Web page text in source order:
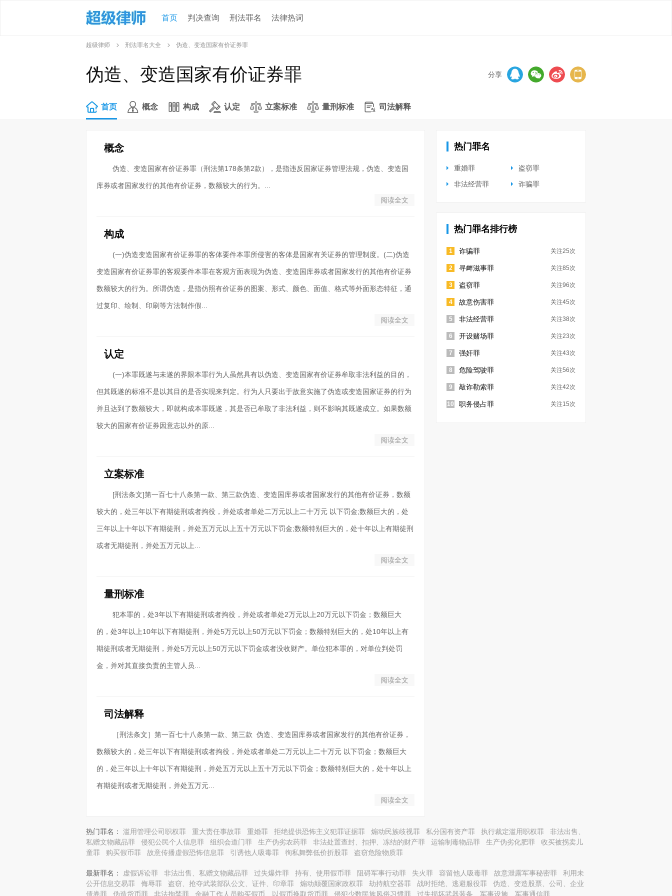
首页 判决查询 刑法罪名 法律热词
超级律师 刑法罪名大全 伪造、变造国家有价证券罪
伪造、变造国家有价证券罪 分享
首页 概念 构成 认定 立案标准 量刑标准 司法解释
概念
伪造、变造国家有价证券罪（刑法第178条第2款），是指违反国家证券管理法规，伪造、变造国
库券或者国家发行的其他有价证券，数额较大的行为。...
阅读全文
构成
(一)伪造变造国家有价证券罪的客体要件本罪所侵害的客体是国家有关证券的管理制度。(二)伪造
变造国家有价证券罪的客观要件本罪在客观方面表现为伪造、变造国库券或者国家发行的其他有价证券
数额较大的行为。所谓伪造，是指仿照有价证券的图案、形式、颜色、面值、格式等外面形态特征，通
过复印、绘制、印刷等方法制作假...
阅读全文
认定
(一)本罪既遂与未遂的界限本罪行为人虽然具有以伪造、变造国家有价证券牟取非法利益的目的，
但其既遂的标准不是以其目的是否实现来判定。行为人只要出于故意实施了伪造或变造国家证券的行为
并且达到了数额较大，即就构成本罪既遂，其是否已牟取了非法利益，则不影响其既遂成立。如果数额
较大的国家有价证券因意志以外的原...
阅读全文
立案标准
[刑法条文]第一百七十八条第一款、第三款伪造、变造国库券或者国家发行的其他有价证券，数额
较大的，处三年以下有期徒刑或者拘役，并处或者单处二万元以上二十万元 以下罚金;数额巨大的，处
三年以上十年以下有期徒刑，并处五万元以上五十万元以下罚金;数额特别巨大的，处十年以上有期徒刑
或者无期徒刑，并处五万元以上...
阅读全文
量刑标准
犯本罪的，处3年以下有期徒刑或者拘役，并处或者单处2万元以上20万元以下罚金；数额巨大
的，处3年以上10年以下有期徒刑，并处5万元以上50万元以下罚金；数额特别巨大的，处10年以上有
期徒刑或者无期徒刑，并处5万元以上50万元以下罚金或者没收财产。单位犯本罪的，对单位判处罚
金，并对其直接负责的主管人员...
阅读全文
司法解释
［刑法条文］第一百七十八条第一款、第三款 伪造、变造国库券或者国家发行的其他有价证券，
数额较大的，处三年以下有期徒刑或者拘役，并处或者单处二万元以上二十万元 以下罚金；数额巨大
的，处三年以上十年以下有期徒刑，并处五万元以上五十万元以下罚金；数额特别巨大的，处十年以上
有期徒刑或者无期徒刑，并处五万元...
阅读全文
热门罪名
重婚罪
盗窃罪
非法经营罪
诈骗罪
热门罪名排行榜
1 诈骗罪 关注25次
2 寻衅滋事罪 关注85次
3 盗窃罪 关注96次
4 故意伤害罪 关注45次
5 非法经营罪 关注38次
6 开设赌场罪 关注23次
7 强奸罪 关注43次
8 危险驾驶罪 关注56次
9 敲诈勒索罪 关注42次
10 职务侵占罪 关注15次
热门罪名： 滥用管理公司职权罪 重大责任事故罪 重婚罪 拒绝提供恐怖主义犯罪证据罪 煽动民族歧视罪 私分国有资产罪 执行裁定滥用职权罪
非法出售、
私赠文物藏品罪
侵犯公民个人信息罪 组织会道门罪 生产伪劣农药罪 非法处置查封、扣押、冻结的财产罪 运输制毒物品罪 生产伪劣化肥罪
收买被拐卖儿
童罪
购买假币罪 故意传播虚假恐怖信息罪 引诱他人吸毒罪 徇私舞弊低价折股罪 盗窃危险物质罪
最新罪名： 虚假诉讼罪 非法出售、私赠文物藏品罪 过失爆炸罪 持有、使用假币罪 阻碍军事行动罪 失火罪 容留他人吸毒罪 故意泄露军事秘密罪
利用未
公开信息交易罪
侮辱罪 盗窃、抢夺武装部队公文、证件、印章罪 煽动颠覆国家政权罪 劫持航空器罪 战时拒绝、逃避服役罪
伪造、变造股票、公司、企业
债券罪
伪造货币罪 非法拘禁罪 金融工作人员购买假币、以假币换取货币罪 侵犯少数民族风俗习惯罪 过失损坏武器装备、军事设施、军事通信罪